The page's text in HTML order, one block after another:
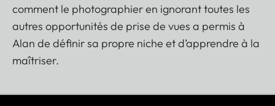
comment le photographier en ignorant toutes les
autres opportunités de prise de vues a permis à
Alan de définir sa propre niche et d’apprendre à la
maîtriser.